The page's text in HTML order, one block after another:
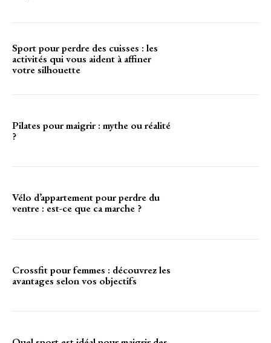
Sport pour perdre des cuisses : les
activités qui vous aident à affiner
votre silhouette
Pilates pour maigrir : mythe ou réalité
?
Vélo d’appartement pour perdre du
ventre : est-ce que ca marche ?
Crossfit pour femmes : découvrez les
avantages selon vos objectifs